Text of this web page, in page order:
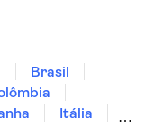
Brasil
Itália